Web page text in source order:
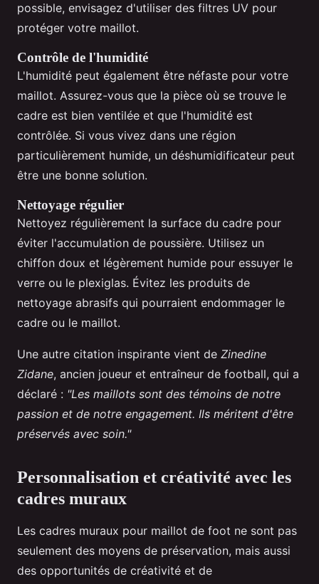
possible, envisagez d'utiliser des filtres UV pour
protéger votre maillot.
Contrôle de l'humidité
L'humidité peut également être néfaste pour votre
maillot. Assurez-vous que la pièce où se trouve le
cadre est bien ventilée et que l'humidité est
contrôlée. Si vous vivez dans une région
particulièrement humide, un déshumidificateur peut
être une bonne solution.
Nettoyage régulier
Nettoyez régulièrement la surface du cadre pour
éviter l'accumulation de poussière. Utilisez un
chiffon doux et légèrement humide pour essuyer le
verre ou le plexiglas. Évitez les produits de
nettoyage abrasifs qui pourraient endommager le
cadre ou le maillot.
Une autre citation inspirante vient de Zinedine
Zidane, ancien joueur et entraîneur de football, qui a
déclaré : "Les maillots sont des témoins de notre
passion et de notre engagement. Ils méritent d'être
préservés avec soin."
Personnalisation et créativité avec les
cadres muraux
Les cadres muraux pour maillot de foot ne sont pas
seulement des moyens de préservation, mais aussi
des opportunités de créativité et de